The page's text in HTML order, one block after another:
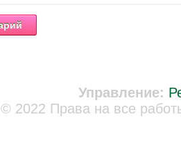
Управление:
© 2022 Права на все